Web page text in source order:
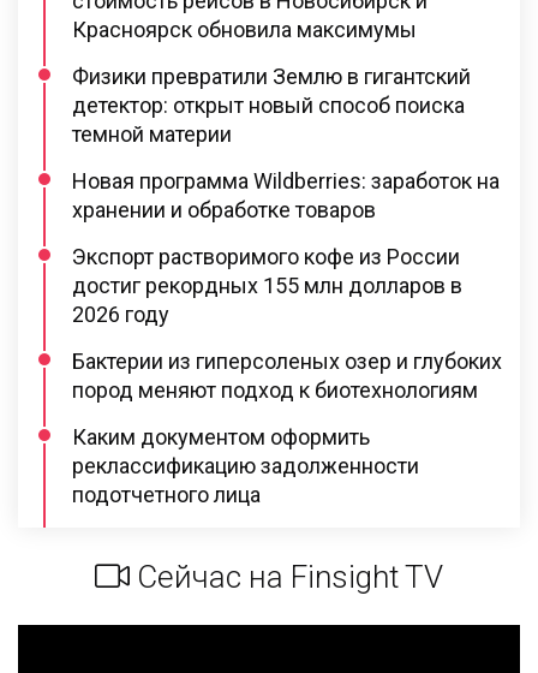
Красноярск обновила максимумы
Физики превратили Землю в гигантский
детектор: открыт новый способ поиска
темной материи
Новая программа Wildberries: заработок на
хранении и обработке товаров
Экспорт растворимого кофе из России
достиг рекордных 155 млн долларов в
2026 году
Бактерии из гиперсоленых озер и глубоких
пород меняют подход к биотехнологиям
Каким документом оформить
реклассификацию задолженности
подотчетного лица
Сейчас на Finsight TV